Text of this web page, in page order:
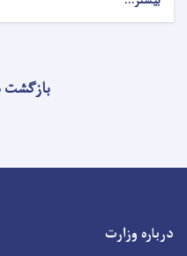
بازگشت
درباره وزارت